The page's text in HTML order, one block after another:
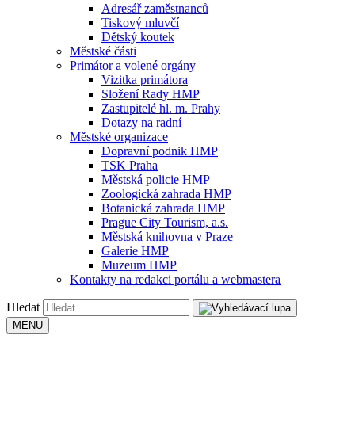
Adresář zaměstnanců
Tiskový mluvčí
Dětský koutek
Městské části
Primátor a volené orgány
Vizitka primátora
Složení Rady HMP
Zastupitelé hl. m. Prahy
Dotazy na radní
Městské organizace
Dopravní podnik HMP
TSK Praha
Městská policie HMP
Zoologická zahrada HMP
Botanická zahrada HMP
Prague City Tourism, a.s.
Městská knihovna v Praze
Galerie HMP
Muzeum HMP
Kontakty na redakci portálu a webmastera
Hledat
MENU